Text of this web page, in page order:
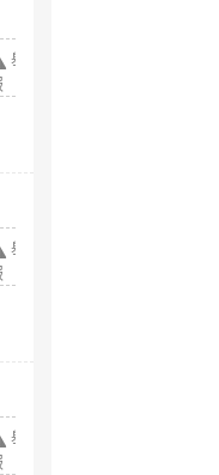
舉
舉
舉